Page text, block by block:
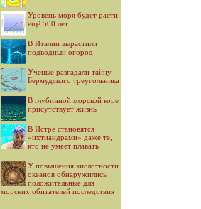
Уровень моря будет расти
ещё 500 лет
В Италии вырастили
подводный огород
Учёные разгадали тайну
Бермудского треугольника
В глубинной морской коре
присутствует жизнь
В Истре становятся
«ихтиандрами» даже те,
кто не умеет плавать
У повышения кислотности
океанов обнаружились
положительные для
морских обитателей последствия